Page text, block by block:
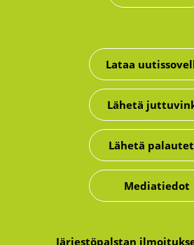
Lataa
Lähetä
Lähetä
Mediatiedot
Järjestöpalstan